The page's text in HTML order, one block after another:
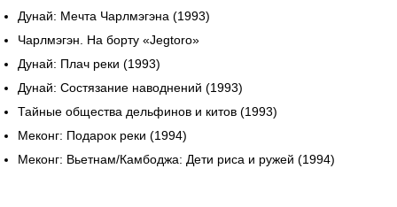
Дунай: Мечта Чарлмэгэна (1993)
Чарлмэгэн. На борту «Jegtoro»
Дунай: Плач реки (1993)
Дунай: Состязание наводнений (1993)
Тайные общества дельфинов и китов (1993)
Меконг: Подарок реки (1994)
Меконг: Вьетнам/Камбоджа: Дети риса и ружей (1994)